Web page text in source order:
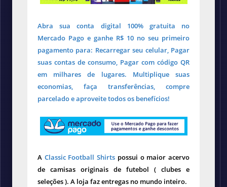
Abra sua conta digital 100% gratuita no
Mercado Pago e ganhe R$ 10 no seu primeiro
pagamento para: Recarregar seu celular, Pagar
suas contas de consumo, Pagar com código QR
em milhares de lugares. Multiplique suas
economias, faça transferências, compre
parcelado e aproveite todos os benefícios!
A Classic Football Shirts possui o maior acervo
de camisas originais de futebol ( clubes e
seleções ). A loja faz entregas no mundo inteiro.